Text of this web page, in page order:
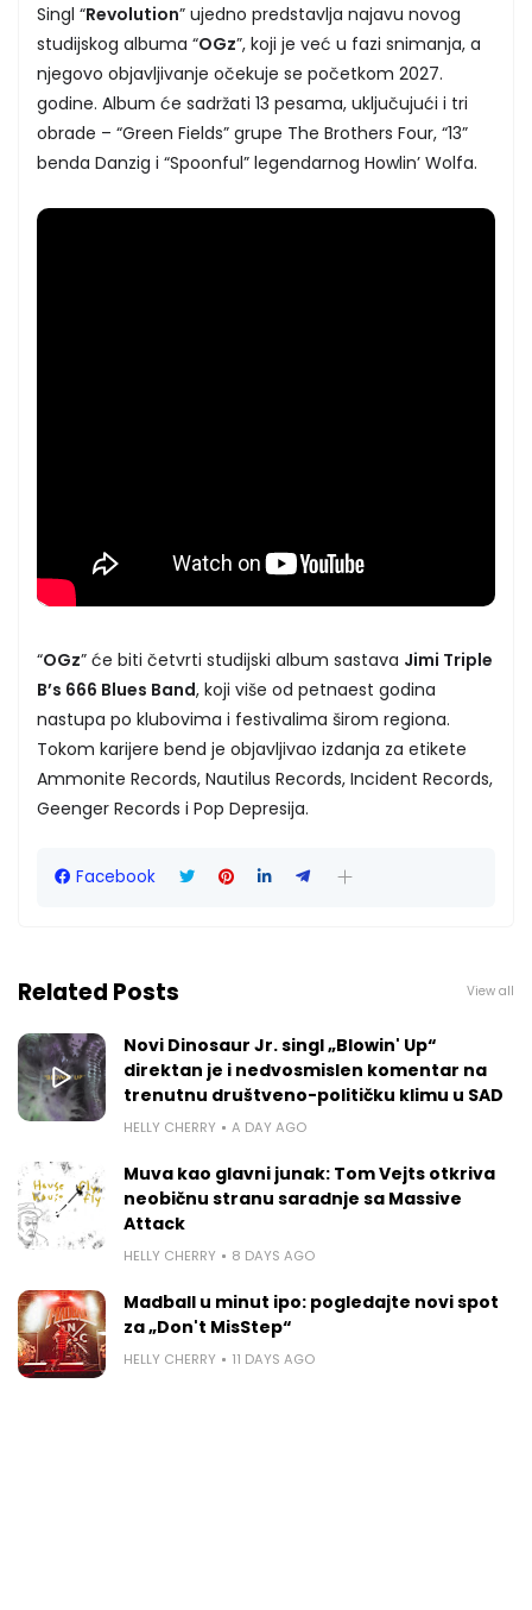
Singl “Revolution” ujedno predstavlja najavu novog
studijskog albuma “OGz”, koji je već u fazi snimanja, a
njegovo objavljivanje očekuje se početkom 2027.
godine. Album će sadržati 13 pesama, uključujući i tri
obrade – “Green Fields” grupe The Brothers Four, “13”
benda Danzig i “Spoonful” legendarnog Howlin’ Wolfa.
“OGz” će biti četvrti studijski album sastava Jimi Triple
B’s 666 Blues Band, koji više od petnaest godina
nastupa po klubovima i festivalima širom regiona.
Tokom karijere bend je objavljivao izdanja za etikete
Ammonite Records, Nautilus Records, Incident Records,
Geenger Records i Pop Depresija.
Facebook
Related Posts View all
Novi Dinosaur Jr. singl „Blowin' Up“
direktan je i nedvosmislen komentar na
trenutnu društveno-političku klimu u SAD
HELLY CHERRY A DAY AGO
Muva kao glavni junak: Tom Vejts otkriva
neobičnu stranu saradnje sa Massive
Attack
HELLY CHERRY 8 DAYS AGO
Madball u minut ipo: pogledajte novi spot
za „Don't MisStep“
HELLY CHERRY 11 DAYS AGO